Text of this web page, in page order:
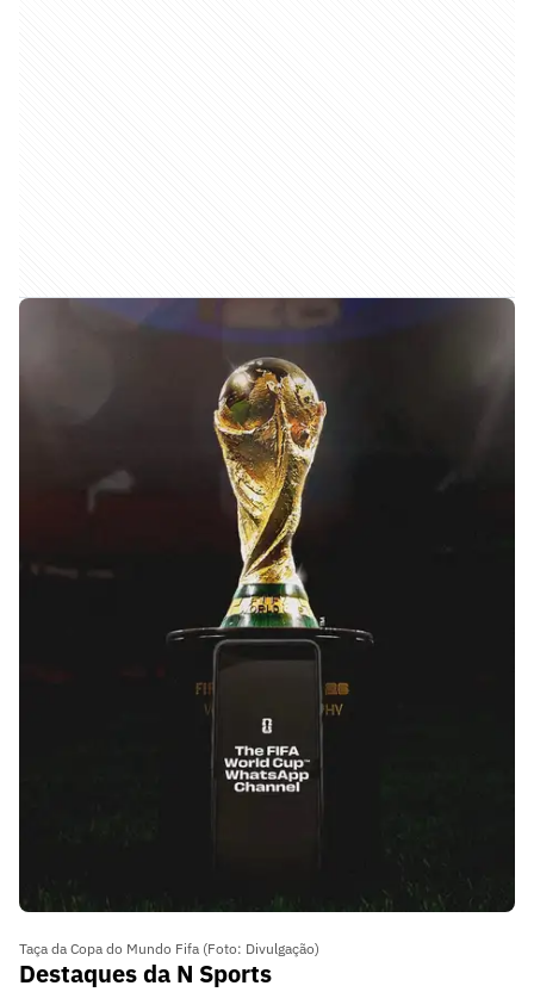
Taça da Copa do Mundo Fifa (Foto: Divulgação)
Destaques da N Sports